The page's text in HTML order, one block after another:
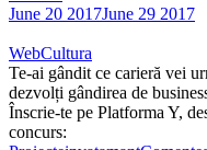
June 20 2017June 29 2017
WebCultura
Te-ai gândit ce carieră vei
dezvolți gândirea de
Înscrie-te pe Platforma Y,
concurs: